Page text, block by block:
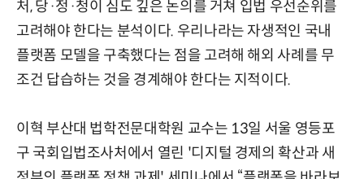
처, 당·정·청이 심도 깊은 논의를 거쳐 입법 우선순위를
고려해야 한다는 분석이다. 우리나라는 자생적인 국내
플랫폼 모델을 구축했다는 점을 고려해 해외 사례를 무
조건 답습하는 것을 경계해야 한다는 지적이다.
이혁 부산대 법학전문대학원 교수는 13일 서울 영등포
구 국회입법조사처에서 열린 '디지털 경제의 확산과 새